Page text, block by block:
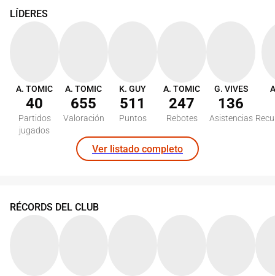
LÍDERES
A. TOMIC
40
Partidos
jugados
A. TOMIC
655
Valoración
K. GUY
511
Puntos
A. TOMIC
247
Rebotes
G. VIVES
136
Asistencias
Ver listado completo
RÉCORDS DEL CLUB